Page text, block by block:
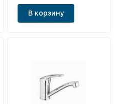
В корзину